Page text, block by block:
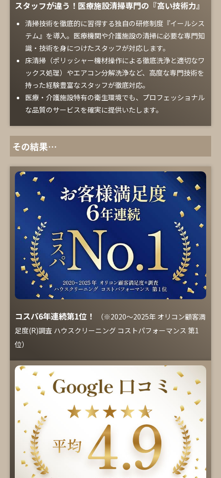
スタッフが違う！医療施設清掃専門の『高い技術力』
清掃技術を徹底的に習得する独自の研修制度『イールシス
テム』を導入。医療機関や介護施設の清掃に必要な専門知
識・技術を身につけたスタッフが対応します。
床清掃（ポリッシャー機材操作による徹底洗浄と適切なワ
ックス処理）やエアコン分解洗浄など、高度な専門技術を
持った経験豊富なスタッフが徹底対応。
医療・介護施設特有の衛生環境でも、プロフェッショナル
な品質のサービスを確実に提供いたします。
その結果…
コスパ6年連続第1位！
（※2020～2025年 オリコン顧客満
足度(R)調査 ハウスクリーニング コストパフォーマンス 第1
位）